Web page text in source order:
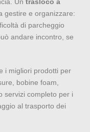
gestire e organizzare:
di parcheggio
andare incontro, se
i migliori prodotti per
bobine foam,
servizi completo per i
al trasporto dei